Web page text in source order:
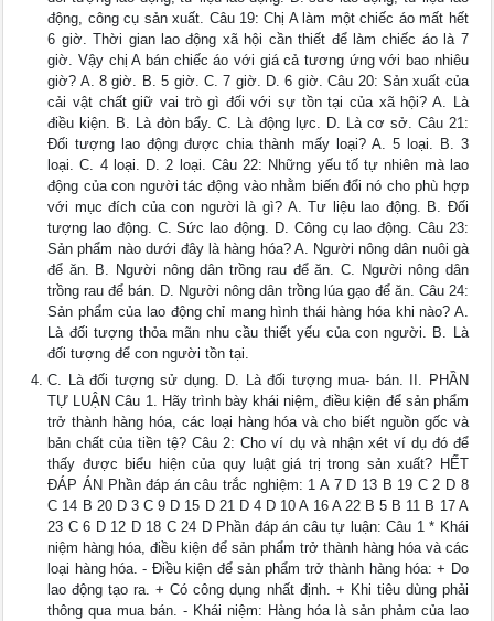
động, công cụ sản xuất. Câu 19: Chị A làm một chiếc áo mất hết
6 giờ. Thời gian lao động xã hội cần thiết để làm chiếc áo là 7
giờ. Vậy chị A bán chiếc áo với giá cả tương ứng với bao nhiêu
giờ? A. 8 giờ. B. 5 giờ. C. 7 giờ. D. 6 giờ. Câu 20: Sản xuất của
cải vật chất giữ vai trò gì đối với sự tồn tại của xã hội? A. Là
điều kiện. B. Là đòn bẩy. C. Là động lực. D. Là cơ sở. Câu 21:
Đối tượng lao động được chia thành mấy loại? A. 5 loại. B. 3
loại. C. 4 loại. D. 2 loại. Câu 22: Những yếu tố tự nhiên mà lao
động của con người tác động vào nhằm biến đổi nó cho phù hợp
với mục đích của con người là gì? A. Tư liệu lao động. B. Đối
tượng lao động. C. Sức lao động. D. Công cụ lao động. Câu 23:
Sản phẩm nào dưới đây là hàng hóa? A. Người nông dân nuôi gà
để ăn. B. Người nông dân trồng rau để ăn. C. Người nông dân
trồng rau để bán. D. Người nông dân trồng lúa gạo để ăn. Câu 24:
Sản phẩm của lao động chỉ mang hình thái hàng hóa khi nào? A.
Là đối tượng thỏa mãn nhu cầu thiết yếu của con người. B. Là
đối tượng để con người tồn tại.
C. Là đối tượng sử dụng. D. Là đối tượng mua- bán. II. PHẦN
TỰ LUẬN Câu 1. Hãy trình bày khái niệm, điều kiện để sản phẩm
trở thành hàng hóa, các loại hàng hóa và cho biết nguồn gốc và
bản chất của tiền tệ? Câu 2: Cho ví dụ và nhận xét ví dụ đó để
thấy được biểu hiện của quy luật giá trị trong sản xuất? HẾT
ĐÁP ÁN Phần đáp án câu trắc nghiệm: 1 A 7 D 13 B 19 C 2 D 8
C 14 B 20 D 3 C 9 D 15 D 21 D 4 D 10 A 16 A 22 B 5 B 11 B 17 A
23 C 6 D 12 D 18 C 24 D Phần đáp án câu tự luận: Câu 1 * Khái
niệm hàng hóa, điều kiện để sản phẩm trở thành hàng hóa và các
loại hàng hóa. - Điều kiện để sản phẩm trở thành hàng hóa: + Do
lao động tạo ra. + Có công dụng nhất định. + Khi tiêu dùng phải
thông qua mua bán. - Khái niệm: Hàng hóa là sản phảm của lao